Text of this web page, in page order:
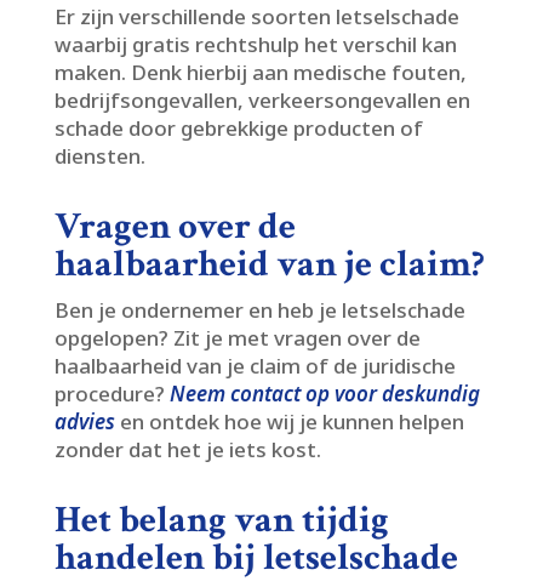
Er zijn verschillende soorten letselschade
waarbij gratis rechtshulp het verschil kan
maken.​ Denk hierbij aan medische fouten,
bedrijfsongevallen, verkeersongevallen en
schade door gebrekkige producten of
diensten.​
Vragen over de
haalbaarheid van je claim?
Ben je ondernemer en heb je letselschade
opgelopen? Zit je met vragen over de
haalbaarheid van je claim of de juridische
procedure? Neem contact op voor deskundig
adviesen ontdek hoe wij je kunnen helpen
zonder dat het je iets kost.​
Het belang van tijdig
handelen bij letselschade